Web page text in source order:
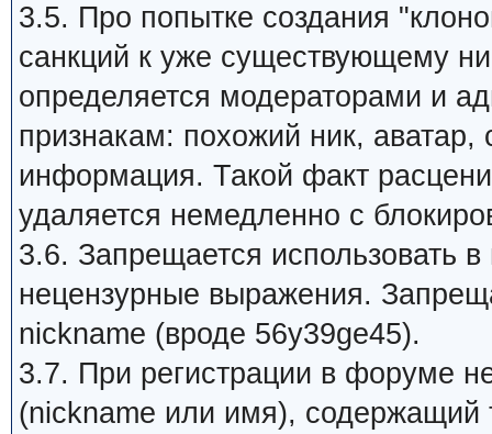
3.5. Про попытке создания
санкций к уже существующему
определяется модераторами и
признакам: похожий ник, аватар,
информация. Такой факт
удаляется немедленно с
3.6. Запрещается использовать
нецензурные выражения.
nickname (вроде 56y39ge45).
3.7. При регистрации в форуме
(nickname или имя), содержащий